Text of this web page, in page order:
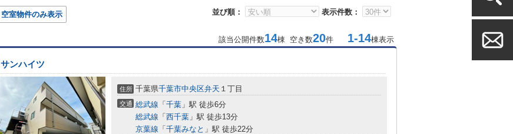
並び順： 表示件数：
空室物件のみ表示
該当公開件数14棟 空き数20件 1-14棟表示
サンハイツ
住所 千葉県千葉市中央区弁天 １丁目
交通 総武線 「 千葉 」駅 徒歩6分
総武線 「 西千葉 」駅 徒歩13分
京葉線 「 千葉みなと 」駅 徒歩22分